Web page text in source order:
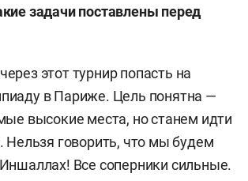
задачи поставлены перед
этот турнир попасть на
в Париже. Цель понятна —
высокие места, но станем идти
Нельзя говорить, что мы будем
Все соперники сильные.